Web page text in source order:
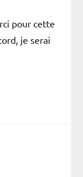
pour cette
je serai